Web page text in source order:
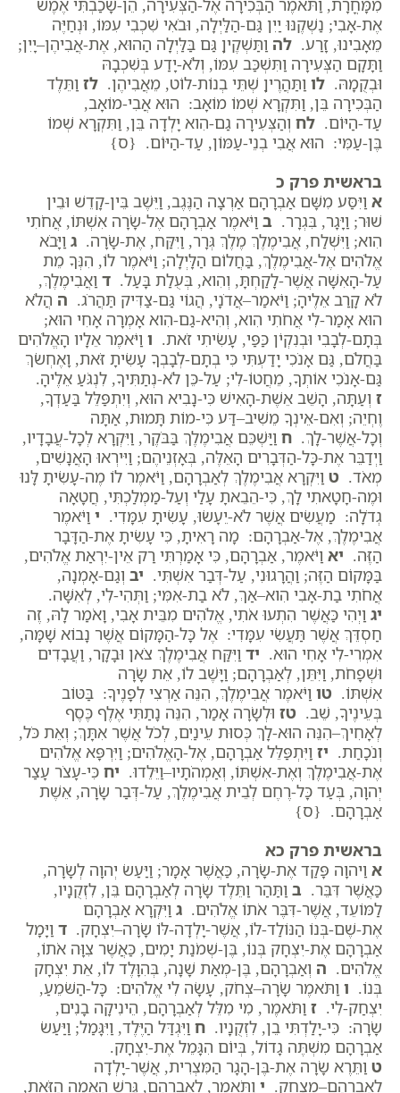
אֶת-אָבִי; נַשְׁקֶנּוּ יַיִן גַּם-הַלַּיְלָה, וּבֹאִי שִׁכְבִי עִמּוֹ, וּנְחַיֶּה
מֵאָבִינוּ, זָרַע. לה וַתַּשְׁקֶיןָ גַּם בַּלַּיְלָה הַהוּא, אֶת-אֲבִיהֶן–יָיִן;
וַתָּקָם הַצְּעִירָה וַתִּשְׁכַּב עִמּוֹ, וְלֹא-יָדַע בְּשִׁכְבָהּ
וּבְקֻמָהּ. לו וַתַּהֲרֶיןָ שְׁתֵּי בְנוֹת-לוֹט, מֵאֲבִיהֶן. לז וַתֵּלֶד
הַבְּכִירָה בֵּן, וַתִּקְרָא שְׁמוֹ מוֹאָב: הוּא אֲבִי-מוֹאָב,
עַד-הַיּוֹם. לח וְהַצְּעִירָה גַם-הִוא יָלְדָה בֵּן, וַתִּקְרָא שְׁמוֹ
בֶּן-עַמִּי: הוּא אֲבִי בְנֵי-עַמּוֹן, עַד-הַיּוֹם. {ס}
בראשית פרק כ
א וַיִּסַּע מִשָּׁם אַבְרָהָם אַרְצָה הַנֶּגֶב, וַיֵּשֶׁב בֵּין-קָדֵשׁ וּבֵין
שׁוּר; וַיָּגָר, בִּגְרָר. ב וַיֹּאמֶר אַבְרָהָם אֶל-שָׂרָה אִשְׁתּוֹ, אֲחֹתִי
הִוא; וַיִּשְׁלַח, אֲבִימֶלֶךְ מֶלֶךְ גְּרָר, וַיִּקַּח, אֶת-שָׂרָה. ג וַיָּבֹא
אֱלֹהִים אֶל-אֲבִימֶלֶךְ, בַּחֲלוֹם הַלָּיְלָה; וַיֹּאמֶר לוֹ, הִנְּךָ מֵת
עַל-הָאִשָּׁה אֲשֶׁר-לָקַחְתָּ, וְהִוא, בְּעֻלַת בָּעַל. ד וַאֲבִימֶלֶךְ,
לֹא קָרַב אֵלֶיהָ; וַיֹּאמַר–אֲדֹנָי, הֲגוֹי גַּם-צַדִּיק תַּהֲרֹג. ה הֲלֹא
הוּא אָמַר-לִי אֲחֹתִי הִוא, וְהִיא-גַם-הִוא אָמְרָה אָחִי הוּא;
בְּתָם-לְבָבִי וּבְנִקְיֹן כַּפַּי, עָשִׂיתִי זֹאת. ו וַיֹּאמֶר אֵלָיו הָאֱלֹהִים
בַּחֲלֹם, גַּם אָנֹכִי יָדַעְתִּי כִּי בְתָם-לְבָבְךָ עָשִׂיתָ זֹּאת, וָאֶחְשֹׂךְ
גַּם-אָנֹכִי אוֹתְךָ, מֵחֲטוֹ-לִי; עַל-כֵּן לֹא-נְתַתִּיךָ, לִנְגֹּעַ אֵלֶיהָ.
ז וְעַתָּה, הָשֵׁב אֵשֶׁת-הָאִישׁ כִּי-נָבִיא הוּא, וְיִתְפַּלֵּל בַּעַדְךָ,
וֶחְיֵה; וְאִם-אֵינְךָ מֵשִׁיב–דַּע כִּי-מוֹת תָּמוּת, אַתָּה
וְכָל-אֲשֶׁר-לָךְ. ח וַיַּשְׁכֵּם אֲבִימֶלֶךְ בַּבֹּקֶר, וַיִּקְרָא לְכָל-עֲבָדָיו,
וַיְדַבֵּר אֶת-כָּל-הַדְּבָרִים הָאֵלֶּה, בְּאָזְנֵיהֶם; וַיִּירְאוּ הָאֲנָשִׁים,
מְאֹד. ט וַיִּקְרָא אֲבִימֶלֶךְ לְאַבְרָהָם, וַיֹּאמֶר לוֹ מֶה-עָשִׂיתָ לָּנוּ
וּמֶה-חָטָאתִי לָךְ, כִּי-הֵבֵאתָ עָלַי וְעַל-מַמְלַכְתִּי, חֲטָאָה
גְדֹלָה: מַעֲשִׂים אֲשֶׁר לֹא-יֵעָשׂוּ, עָשִׂיתָ עִמָּדִי. י וַיֹּאמֶר
אֲבִימֶלֶךְ, אֶל-אַבְרָהָם: מָה רָאִיתָ, כִּי עָשִׂיתָ אֶת-הַדָּבָר
הַזֶּה. יא וַיֹּאמֶר, אַבְרָהָם, כִּי אָמַרְתִּי רַק אֵין-יִרְאַת אֱלֹהִים,
בַּמָּקוֹם הַזֶּה; וַהֲרָגוּנִי, עַל-דְּבַר אִשְׁתִּי. יב וְגַם-אָמְנָה,
אֲחֹתִי בַת-אָבִי הִוא–אַךְ, לֹא בַת-אִמִּי; וַתְּהִי-לִי, לְאִשָּׁה.
יג וַיְהִי כַּאֲשֶׁר הִתְעוּ אֹתִי, אֱלֹהִים מִבֵּית אָבִי, וָאֹמַר לָהּ, זֶה
חַסְדֵּךְ אֲשֶׁר תַּעֲשִׂי עִמָּדִי: אֶל כָּל-הַמָּקוֹם אֲשֶׁר נָבוֹא שָׁמָּה,
אִמְרִי-לִי אָחִי הוּא. יד וַיִּקַּח אֲבִימֶלֶךְ צֹאן וּבָקָר, וַעֲבָדִים
וּשְׁפָחֹת, וַיִּתֵּן, לְאַבְרָהָם; וַיָּשֶׁב לוֹ, אֵת שָׂרָה
אִשְׁתּוֹ. טו וַיֹּאמֶר אֲבִימֶלֶךְ, הִנֵּה אַרְצִי לְפָנֶיךָ: בַּטּוֹב
בְּעֵינֶיךָ, שֵׁב. טז וּלְשָׂרָה אָמַר, הִנֵּה נָתַתִּי אֶלֶף כֶּסֶף
לְאָחִיךְ–הִנֵּה הוּא-לָךְ כְּסוּת עֵינַיִם, לְכֹל אֲשֶׁר אִתָּךְ; וְאֵת כֹּל,
וְנֹכָחַת. יז וַיִּתְפַּלֵּל אַבְרָהָם, אֶל-הָאֱלֹהִים; וַיִּרְפָּא אֱלֹהִים
אֶת-אֲבִימֶלֶךְ וְאֶת-אִשְׁתּוֹ, וְאַמְהֹתָיו–וַיֵּלֵדוּ. יח כִּי-עָצֹר עָצַר
יְהוָה, בְּעַד כָּל-רֶחֶם לְבֵית אֲבִימֶלֶךְ, עַל-דְּבַר שָׂרָה, אֵשֶׁת
אַבְרָהָם. {ס}
בראשית פרק כא
א וַיהוָה פָּקַד אֶת-שָׂרָה, כַּאֲשֶׁר אָמָר; וַיַּעַשׂ יְהוָה לְשָׂרָה,
כַּאֲשֶׁר דִּבֵּר. ב וַתַּהַר וַתֵּלֶד שָׂרָה לְאַבְרָהָם בֵּן, לִזְקֻנָיו,
לַמּוֹעֵד, אֲשֶׁר-דִּבֶּר אֹתוֹ אֱלֹהִים. ג וַיִּקְרָא אַבְרָהָם
אֶת-שֶׁם-בְּנוֹ הַנּוֹלַד-לוֹ, אֲשֶׁר-יָלְדָה-לּוֹ שָׂרָה–יִצְחָק. ד וַיָּמָל
אַבְרָהָם אֶת-יִצְחָק בְּנוֹ, בֶּן-שְׁמֹנַת יָמִים, כַּאֲשֶׁר צִוָּה אֹתוֹ,
אֱלֹהִים. ה וְאַבְרָהָם, בֶּן-מְאַת שָׁנָה, בְּהִוָּלֶד לוֹ, אֵת יִצְחָק
בְּנוֹ. ו וַתֹּאמֶר שָׂרָה–צְחֹק, עָשָׂה לִי אֱלֹהִים: כָּל-הַשֹּׁמֵעַ,
יִצְחַק-לִי. ז וַתֹּאמֶר, מִי מִלֵּל לְאַבְרָהָם, הֵינִיקָה בָנִים,
שָׂרָה: כִּי-יָלַדְתִּי בֵן, לִזְקֻנָיו. ח וַיִּגְדַּל הַיֶּלֶד, וַיִּגָּמַל; וַיַּעַשׂ
אַבְרָהָם מִשְׁתֶּה גָדוֹל, בְּיוֹם הִגָּמֵל אֶת-יִצְחָק.
ט וַתֵּרֶא שָׂרָה אֶת-בֶּן-הָגָר הַמִּצְרִית, אֲשֶׁר-יָלְדָה
לְאַבְרָהָם–מְצַחֵק. י וַתֹּאמֶר, לְאַבְרָהָם, גָּרֵשׁ הָאָמָה הַזֹּאת,